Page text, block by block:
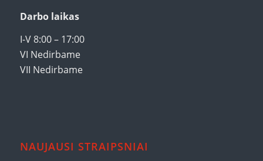
Darbo laikas
I-V 8:00 – 17:00
VI Nedirbame
VII Nedirbame
NAUJAUSI STRAIPSNIAI